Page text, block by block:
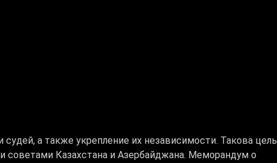
а также укрепление их независимости. Такова цель
Казахстана и Азербайджана. Меморандум о